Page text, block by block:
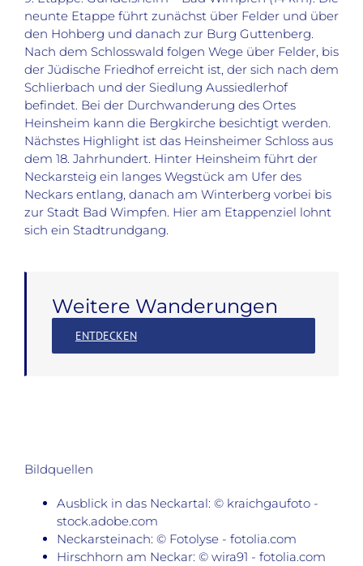
neunte Etappe führt zunächst über Felder und über
den Hohberg und danach zur Burg Guttenberg.
Nach dem Schlosswald folgen Wege über Felder, bis
der Jüdische Friedhof erreicht ist, der sich nach dem
Schlierbach und der Siedlung Aussiedlerhof
befindet. Bei der Durchwanderung des Ortes
Heinsheim kann die Bergkirche besichtigt werden.
Nächstes Highlight ist das Heinsheimer Schloss aus
dem 18. Jahrhundert. Hinter Heinsheim führt der
Neckarsteig ein langes Wegstück am Ufer des
Neckars entlang, danach am Winterberg vorbei bis
zur Stadt Bad Wimpfen. Hier am Etappenziel lohnt
sich ein Stadtrundgang.
Weitere Wanderungen
ENTDECKEN
Bildquellen
Ausblick in das Neckartal: © kraichgaufoto -
stock.adobe.com
Neckarsteinach: © Fotolyse - fotolia.com
Hirschhorn am Neckar: © wira91 - fotolia.com